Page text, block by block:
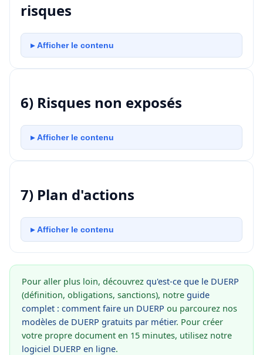
risques
▸ Afficher le contenu
6) Risques non exposés
▸ Afficher le contenu
7) Plan d'actions
▸ Afficher le contenu
Pour aller plus loin, découvrez qu'est-ce que le DUERP
(définition, obligations, sanctions), notre guide
complet : comment faire un DUERP ou parcourez nos
modèles de DUERP gratuits par métier. Pour créer
votre propre document en 15 minutes, utilisez notre
logiciel DUERP en ligne.